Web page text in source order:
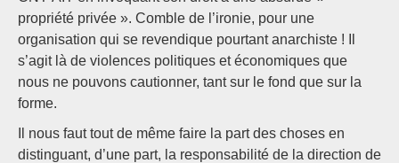
propriété privée ». Comble de l’ironie, pour une
organisation qui se revendique pourtant anarchiste ! Il
s’agit là de violences politiques et économiques que
nous ne pouvons cautionner, tant sur le fond que sur la
forme.
Il nous faut tout de même faire la part des choses en
distinguant, d’une part, la responsabilité de la direction de